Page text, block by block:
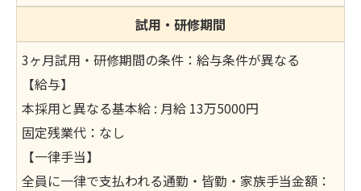
試用・研修期間
3ヶ月試用・研修期間の条件：給与条件が異なる
【給与】
本採用と異なる基本給 : 月給 13万5000円
固定残業代：なし
【一律手当】
全員に一律で支払われる通勤・皆勤・家族手当金額：